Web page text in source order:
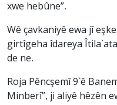
xwe hebûne”.
Wê çavkaniyê ewa jî
girtîgeha îdareya
de ne.
Roja Pêncşemî 9`ê
Minberî”, ji aliyê hêzên